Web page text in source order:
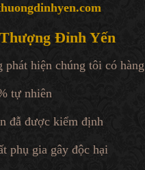
Đỉnh Yến
phát hiện chúng tôi có
tự nhiên
đẫ được kiểm định
phụ gia gây độc hại